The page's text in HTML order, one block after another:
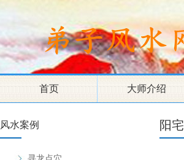
首页 大师介绍
风水案例 阳宅